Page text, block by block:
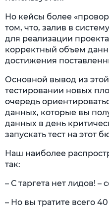
Но кейсы более
том, что, залив в
для реализации
корректный объем
достижения
Основной вывод из
тестировании новых
очередь
данных, которые вы
данных в день
запускать тест на этот
Наш наиболее
так:
– С таргета нет лидов! –
– Но вы тратите всего